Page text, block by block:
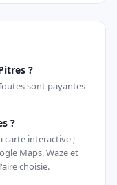
?
sont payantes
?
carte interactive ;
Maps, Waze et
choisie.